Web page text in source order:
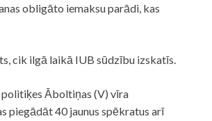
obligāto iemaksu parādi, kas
cik ilgā laikā IUB sūdzību izskatīs.
Āboltiņas (V) vīra
piegādāt 40 jaunus spēkratus arī